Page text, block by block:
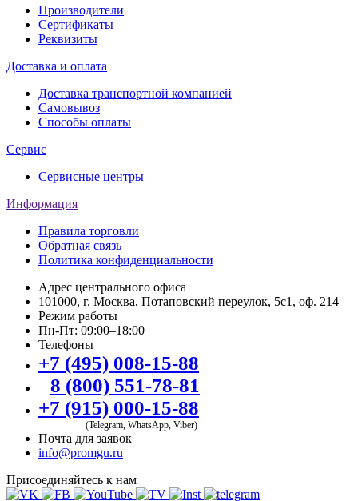
Производители
Сертификаты
Реквизиты
Доставка и оплата
Доставка транспортной компанией
Самовывоз
Способы оплаты
Сервис
Сервисные центры
Информация
Правила торговли
Обратная связь
Политика конфиденциальности
Адрес центрального офиса
101000, г. Москва, Потаповский переулок, 5с1, оф. 214
Режим работы
Пн-Пт: 09:00–18:00
Телефоны
+7 (495) 008-15-88
8 (800) 551-78-81
+7 (915) 000-15-88
(Telegram, WhatsApp, Viber)
Почта для заявок
info@promgu.ru
Присоединяйтесь к нам